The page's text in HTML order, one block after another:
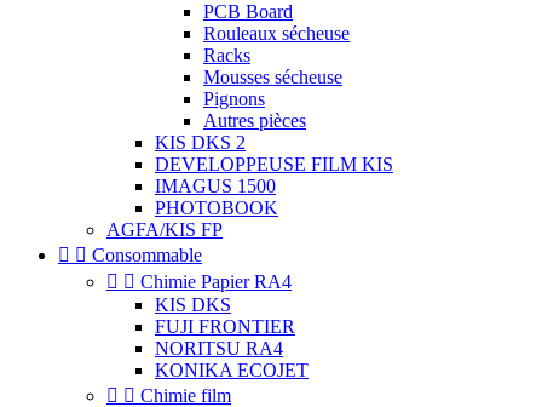
PCB Board
Rouleaux sécheuse
Racks
Mousses sécheuse
Pignons
Autres pièces
KIS DKS 2
DEVELOPPEUSE FILM KIS
IMAGUS 1500
PHOTOBOOK
AGFA/KIS FP
  Consommable
  Chimie Papier RA4
KIS DKS
FUJI FRONTIER
NORITSU RA4
KONIKA ECOJET
  Chimie film